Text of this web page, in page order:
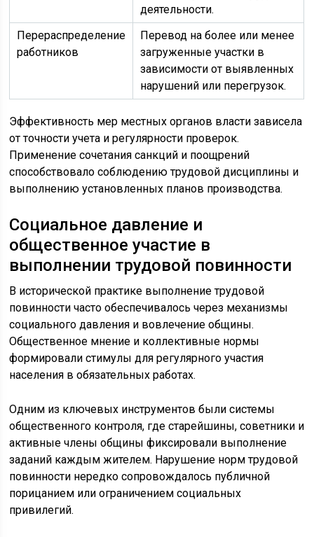
деятельности.
Перераспределение
работников
Перевод на более или менее
загруженные участки в
зависимости от выявленных
нарушений или перегрузок.
Эффективность мер местных органов власти зависела
от точности учета и регулярности проверок.
Применение сочетания санкций и поощрений
способствовало соблюдению трудовой дисциплины и
выполнению установленных планов производства.
Социальное давление и
общественное участие в
выполнении трудовой повинности
В исторической практике выполнение трудовой
повинности часто обеспечивалось через механизмы
социального давления и вовлечение общины.
Общественное мнение и коллективные нормы
формировали стимулы для регулярного участия
населения в обязательных работах.
Одним из ключевых инструментов были системы
общественного контроля, где старейшины, советники и
активные члены общины фиксировали выполнение
заданий каждым жителем. Нарушение норм трудовой
повинности нередко сопровождалось публичной
порицанием или ограничением социальных
привилегий.